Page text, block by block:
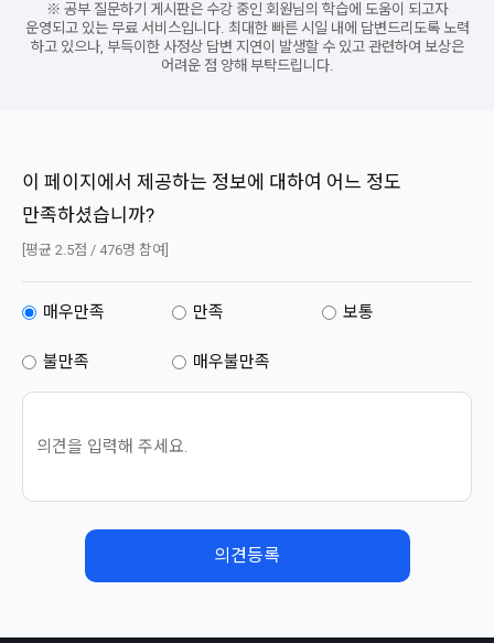
※ 공부 질문하기 게시판은 수강 중인 회원님의 학습에 도움이 되고자
운영되고 있는 무료 서비스입니다. 최대한 빠른 시일 내에 답변드리도록 노력
하고 있으나, 부득이한 사정상 답변 지연이 발생할 수 있고 관련하여 보상은
어려운 점 양해 부탁드립니다.
이 페이지에서 제공하는 정보에 대하여 어느 정도
만족하셨습니까?
매우만족 만족 보통
불만족 매우불만족
의견등록
[평균 2.5점 / 476명 참여]